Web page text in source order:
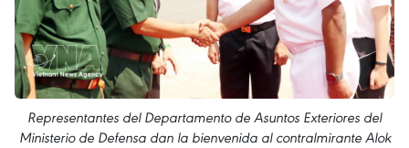
Representantes del Departamento de Asuntos Exteriores del
Ministerio de Defensa dan la bienvenida al contralmirante Alok